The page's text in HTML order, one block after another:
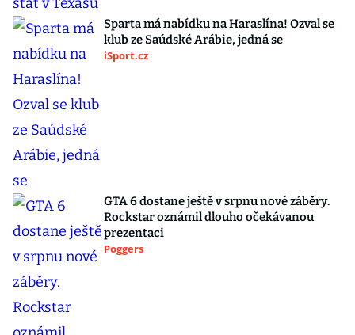
Sparta má nabídku na Haraslína! Ozval se
klub ze Saúdské Arábie, jedná se
iSport.cz
GTA 6 dostane ještě v srpnu nové záběry.
Rockstar oznámil dlouho očekávanou
prezentaci
Poggers